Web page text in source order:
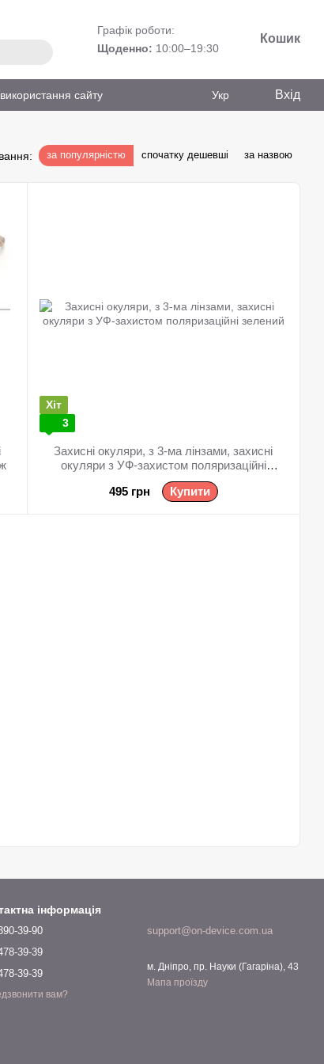
Графік роботи:
Щоденно: 10:00–19:30
Кошик
сайту Укр Вхід
за популярністю спочатку дешевші за назвою
Хіт
3
Захисні окуляри, з 3-ма лінзами, захисні
окуляри з УФ-захистом поляризаційні
зелений
495 грн
Купити
інформація
39-90
39-39
39-39
вам?
support@on-device.com.ua
м. Дніпро, пр. Науки (Гагаріна), 43
Мапа проїзду